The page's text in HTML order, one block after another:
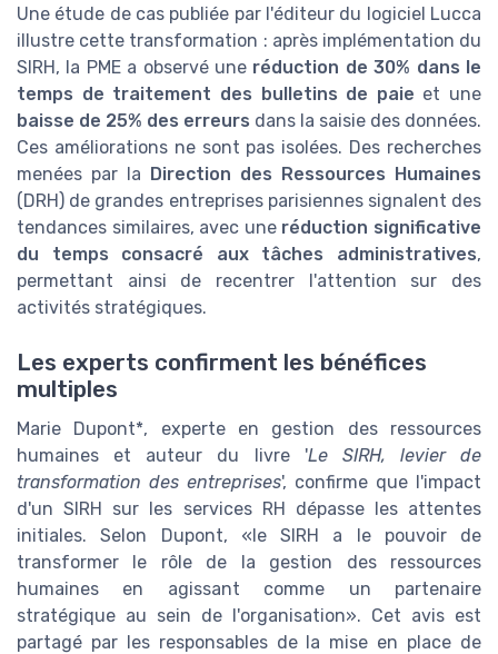
Une étude de cas publiée par l'éditeur du logiciel Lucca
illustre cette transformation : après implémentation du
SIRH, la PME a observé une réduction de 30% dans le
temps de traitement des bulletins de paie et une
baisse de 25% des erreurs dans la saisie des données.
Ces améliorations ne sont pas isolées. Des recherches
menées par la
Direction des Ressources Humaines
(DRH) de grandes entreprises parisiennes signalent des
tendances similaires, avec une réduction significative
du temps consacré aux tâches administratives,
permettant ainsi de recentrer l'attention sur des
activités stratégiques.
Les experts confirment les bénéfices
multiples
Marie Dupont*, experte en gestion des ressources
humaines et auteur du livre 'Le SIRH, levier de
transformation des entreprises', confirme que l'impact
d'un SIRH sur les services RH dépasse les attentes
initiales. Selon Dupont,
le SIRH a le pouvoir de
transformer le rôle de la gestion des ressources
humaines en agissant comme un partenaire
stratégique au sein de l'organisation
. Cet avis est
partagé par les responsables de la mise en place de